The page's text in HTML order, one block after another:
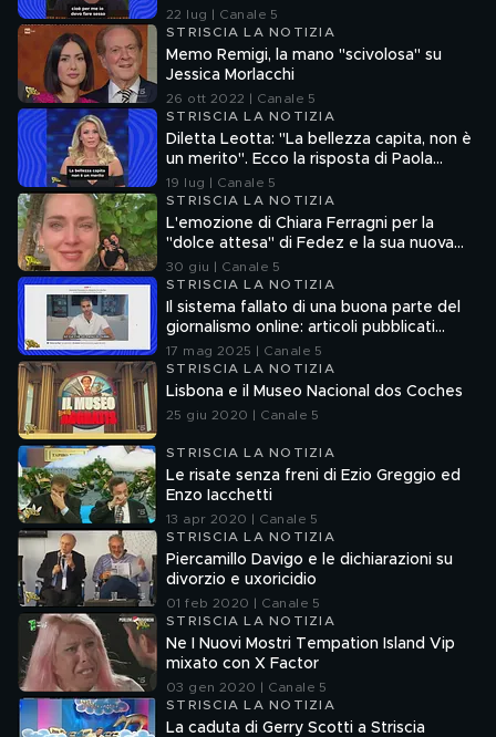
22 lug | Canale 5
STRISCIA LA NOTIZIA
Memo Remigi, la mano "scivolosa" su
Jessica Morlacchi
26 ott 2022 | Canale 5
STRISCIA LA NOTIZIA
Diletta Leotta: "La bellezza capita, non è
un merito". Ecco la risposta di Paola
Ferrari
19 lug | Canale 5
STRISCIA LA NOTIZIA
L'emozione di Chiara Ferragni per la
"dolce attesa" di Fedez e la sua nuova
compagna
30 giu | Canale 5
STRISCIA LA NOTIZIA
Il sistema fallato di una buona parte del
giornalismo online: articoli pubblicati
senza la verifica delle fonti
17 mag 2025 | Canale 5
STRISCIA LA NOTIZIA
Lisbona e il Museo Nacional dos Coches
25 giu 2020 | Canale 5
STRISCIA LA NOTIZIA
Le risate senza freni di Ezio Greggio ed
Enzo Iacchetti
13 apr 2020 | Canale 5
STRISCIA LA NOTIZIA
Piercamillo Davigo e le dichiarazioni su
divorzio e uxoricidio
01 feb 2020 | Canale 5
STRISCIA LA NOTIZIA
Ne I Nuovi Mostri Tempation Island Vip
mixato con X Factor
03 gen 2020 | Canale 5
STRISCIA LA NOTIZIA
La caduta di Gerry Scotti a Striscia